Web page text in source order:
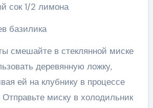
сок 1/2 лимона
базилика
смешайте в стеклянной миске
деревянную ложку,
ей на клубнику в процессе
Отправьте миску в холодильник